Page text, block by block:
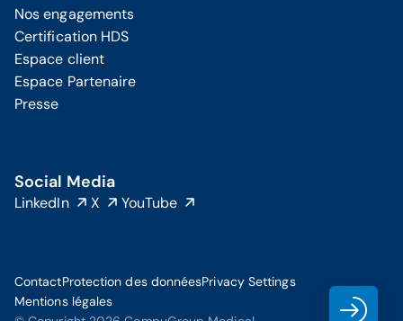
Nos engagements
Certification HDS
Espace client
Espace Partenaire
Presse
Social Media
LinkedIn X YouTube
ContactProtection des donnéesPrivacy Settings
Mentions légales